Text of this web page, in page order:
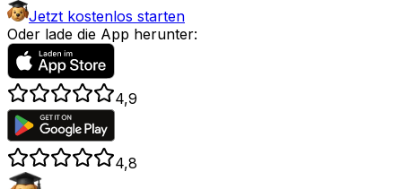
Jetzt kostenlos starten
Oder lade die App herunter:
4,9
4,8